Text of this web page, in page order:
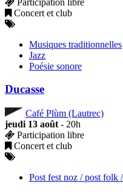
Concert et club
Musiques traditionnelles
Jazz
Poésie sonore
Ducasse
Café Plùm (Lautrec)
jeudi 13 août - 20h
Participation libre
Concert et club
Post fest noz / post folk